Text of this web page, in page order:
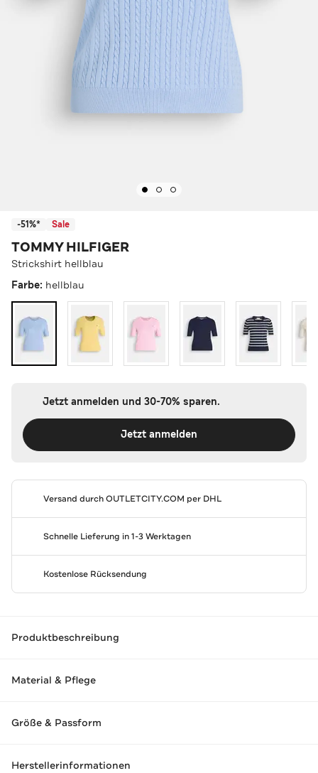
-51%* Sale
TOMMY HILFIGER
Strickshirt hellblau
Farbe: hellblau
Jetzt anmelden und 30-70% sparen.
Jetzt anmelden
Versand durchOUTLETCITY.COM per DHL
Schnelle Lieferung in 1-3 Werktagen
Kostenlose Rücksendung
Produktbeschreibung
Material & Pflege
Größe & Passform
Herstellerinformationen